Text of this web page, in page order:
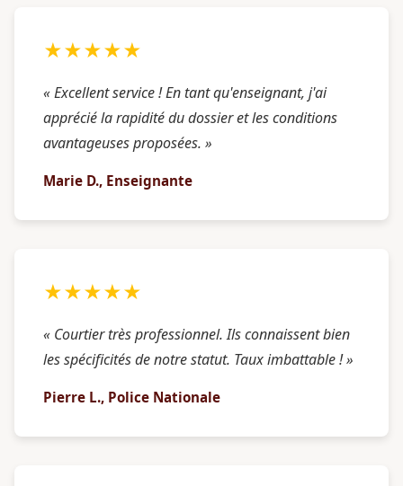
★★★★★
« Excellent service ! En tant qu'enseignant, j'ai
apprécié la rapidité du dossier et les conditions
avantageuses proposées. »
Marie D., Enseignante
★★★★★
« Courtier très professionnel. Ils connaissent bien
les spécificités de notre statut. Taux imbattable ! »
Pierre L., Police Nationale